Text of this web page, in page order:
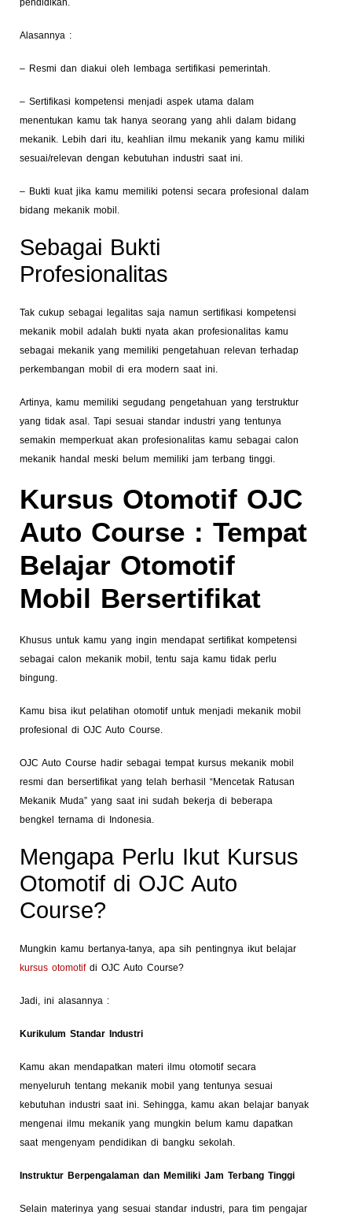
Alasannya :
– Resmi dan diakui oleh lembaga sertifikasi pemerintah.
– Sertifikasi kompetensi menjadi aspek utama dalam
menentukan kamu tak hanya seorang yang ahli dalam bidang
mekanik. Lebih dari itu, keahlian ilmu mekanik yang kamu miliki
sesuai/relevan dengan kebutuhan industri saat ini.
– Bukti kuat jika kamu memiliki potensi secara profesional dalam
bidang mekanik mobil.
Sebagai Bukti
Profesionalitas
Tak cukup sebagai legalitas saja namun sertifikasi kompetensi
mekanik mobil adalah bukti nyata akan profesionalitas kamu
sebagai mekanik yang memiliki pengetahuan relevan terhadap
perkembangan mobil di era modern saat ini.
Artinya, kamu memiliki segudang pengetahuan yang terstruktur
yang tidak asal. Tapi sesuai standar industri yang tentunya
semakin memperkuat akan profesionalitas kamu sebagai calon
mekanik handal meski belum memiliki jam terbang tinggi.
Kursus Otomotif OJC
Auto Course : Tempat
Belajar Otomotif
Mobil Bersertifikat
Khusus untuk kamu yang ingin mendapat sertifikat kompetensi
sebagai calon mekanik mobil, tentu saja kamu tidak perlu
bingung.
Kamu bisa ikut pelatihan otomotif untuk menjadi mekanik mobil
profesional di OJC Auto Course.
OJC Auto Course hadir sebagai tempat kursus mekanik mobil
resmi dan bersertifikat yang telah berhasil “Mencetak Ratusan
Mekanik Muda” yang saat ini sudah bekerja di beberapa
bengkel ternama di Indonesia.
Mengapa Perlu Ikut Kursus
Otomotif di OJC Auto
Course?
Mungkin kamu bertanya-tanya, apa sih pentingnya ikut belajar
kursus otomotifdi OJC Auto Course?
Jadi, ini alasannya :
Kurikulum Standar Industri
Kamu akan mendapatkan materi ilmu otomotif secara
menyeluruh tentang mekanik mobil yang tentunya sesuai
kebutuhan industri saat ini. Sehingga, kamu akan belajar banyak
mengenai ilmu mekanik yang mungkin belum kamu dapatkan
saat mengenyam pendidikan di bangku sekolah.
Instruktur Berpengalaman dan Memiliki Jam Terbang Tinggi
Selain materinya yang sesuai standar industri, para tim pengajar